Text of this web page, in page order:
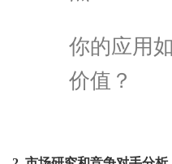
你的应用
价值？